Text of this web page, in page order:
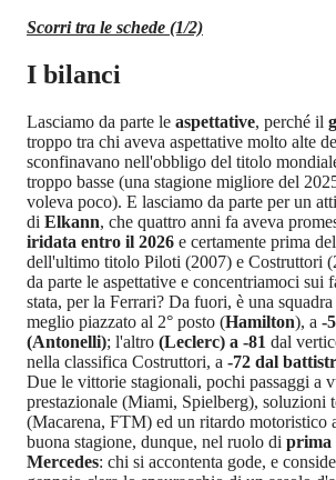
Scorri tra le schede (1/2)
I bilanci
Lasciamo da parte le aspettative, perché il
troppo tra chi aveva aspettative molto alte
sconfinavano nell'obbligo del titolo
troppo basse (una stagione migliore del
voleva poco). E lasciamo da parte per un
di Elkann, che quattro anni fa aveva
iridata entro il 2026 e certamente prima
dell'ultimo titolo Piloti (2007) e Costruttori
da parte le aspettative e concentriamoci sui
stata, per la Ferrari? Da fuori, è una
meglio piazzato al 2° posto (Hamilton), a -
(Antonelli); l'altro (Leclerc) a -81 dal
nella classifica Costruttori, a -72 dal
Due le vittorie stagionali, pochi passaggi a
prestazionale (Miami, Spielberg), soluzioni
(Macarena, FTM) ed un ritardo motoristico
buona stagione, dunque, nel ruolo di prima
Mercedes: chi si accontenta gode, e